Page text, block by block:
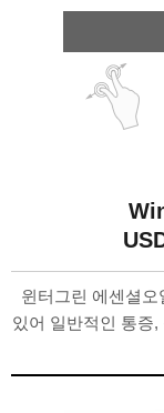
윈터그린 에센셜
있어 일반적인 통증